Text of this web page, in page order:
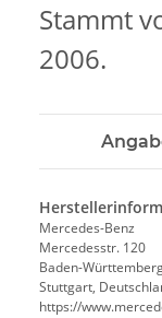
Stammt
2006.
Mercedes-Benz
Mercedesstr. 120
Baden-
Stuttgart,
https://